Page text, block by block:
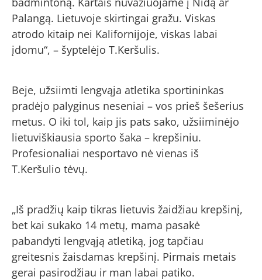
Palangą. Lietuvoje skirtingai gražu. Viskas
atrodo kitaip nei Kalifornijoje, viskas labai
įdomu“, – šyptelėjo T.Keršulis.
Beje, užsiimti lengvąja atletika sportininkas
pradėjo palyginus neseniai – vos prieš šešerius
metus. O iki tol, kaip jis pats sako, užsiiminėjo
lietuviškiausia sporto šaka – krepšiniu.
Profesionaliai nesportavo nė vienas iš
T.Keršulio tėvų.
„Iš pradžių kaip tikras lietuvis žaidžiau krepšinį,
bet kai sukako 14 metų, mama pasakė
pabandyti lengvąją atletiką, jog tapčiau
greitesnis žaisdamas krepšinį. Pirmais metais
gerai pasirodžiau ir man labai patiko.